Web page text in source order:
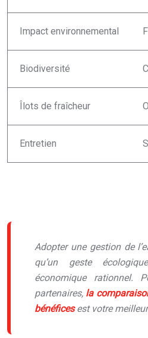
Impact environnemental
Biodiversité
Îlots de fraîcheur
Entretien
Adopter une gestion de
qu’un geste
économique rationnel.
partenaires, la
bénéficesest votre